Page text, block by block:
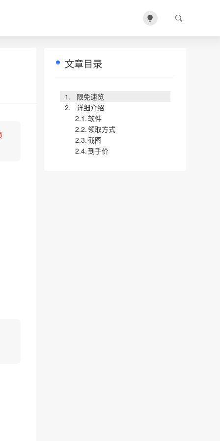
文章目录
限免速览
详细介绍
软件
领取方式
截图
到手价